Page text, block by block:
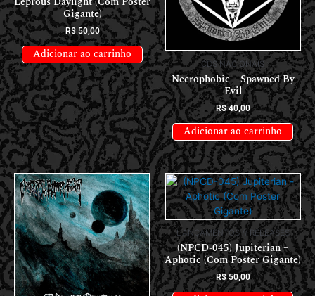
Gigante)
R$50,00
Adicionar ao carrinho
CDS NACIONAIS
Necrophobic – Spawned By
Evil
R$40,00
Adicionar ao carrinho
LANÇAMENTOS // RELEASES
(NPCD-045) Jupiterian –
Aphotic (Com Poster Gigante)
R$50,00